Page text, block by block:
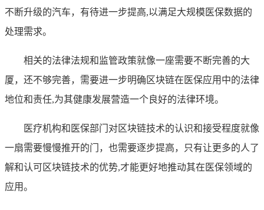
不断升级的汽车，有待进一步提高,以满足大规模医保数据的
处理需求。
相关的法律法规和监管政策就像一座需要不断完善的大
厦，还不够完善，需要进一步明确区块链在医保应用中的法律
地位和责任,为其健康发展营造一个良好的法律环境。
医疗机构和医保部门对区块链技术的认识和接受程度就像
一扇需要慢慢推开的门，也需要逐步提高，只有让更多的人了
解和认可区块链技术的优势,才能更好地推动其在医保领域的
应用。